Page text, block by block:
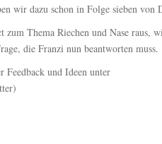
wir dazu schon in Folge sieben von
Thema Riechen und Nase raus,
die Franzi nun beantworten muss.
und Ideen unter